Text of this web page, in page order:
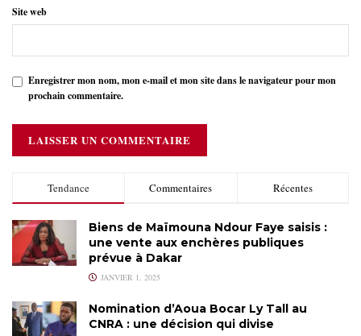
Site web
Enregistrer mon nom, mon e-mail et mon site dans le navigateur pour mon
prochain commentaire.
Tendance Commentaires Récentes
Biens de Maïmouna Ndour Faye saisis :
une vente aux enchères publiques
prévue à Dakar
JANVIER 1, 2025
Nomination d’Aoua Bocar Ly Tall au
CNRA : une décision qui divise